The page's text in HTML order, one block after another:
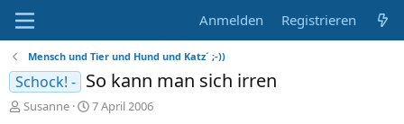
Anmelden Registrieren
Mensch und Tier und Hund und Katz´ ;-))
Schock! - So kann man sich irren
E
Susanne
E
7 April 2006